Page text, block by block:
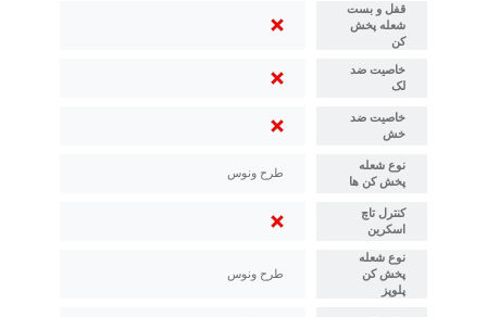
قفل و بست
شعله پخش
کن
خاصیت ضد
لک
خاصیت ضد
خش
نوع شعله
پخش کن ها
طرح ونوس
کنترل تاچ
اسکرین
نوع شعله
پخش کن
پلوپز
طرح ونوس